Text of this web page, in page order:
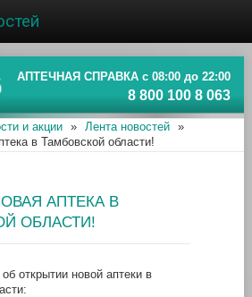
АПТЕЧНАЯ СПРАВКА с 08:00 до 22:00
8 800 100 8 063
и акции » Лента новостей
»
в Тамбовской области!
АПТЕКА В
ОБЛАСТИ!
открытии новой аптеки в